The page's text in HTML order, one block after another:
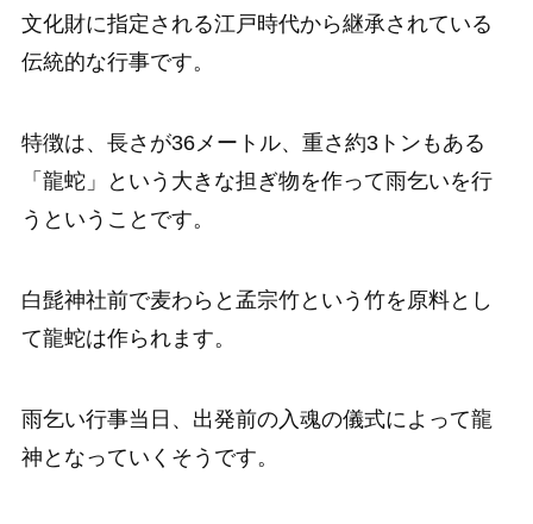
文化財に指定される江戸時代から継承されている
伝統的な行事です。
特徴は、長さが36メートル、重さ約3トンもある
「龍蛇」という大きな担ぎ物を作って雨乞いを行
うということです。
白髭神社前で麦わらと孟宗竹という竹を原料とし
て龍蛇は作られます。
雨乞い行事当日、出発前の入魂の儀式によって龍
神となっていくそうです。